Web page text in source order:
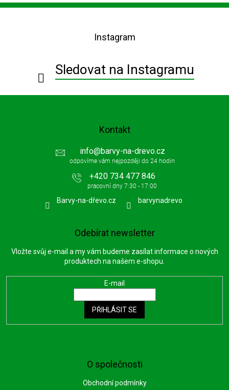
l
a
c
p
r
k
p
s
u
Z
Instagram
Sledovat na Instagramu
O společnosti
Obchodní podmínky
Kontakt
info@barvy-na-drevo.cz
+420 734 477 846
Barvy-na-dřevo.cz barvynadrevo
Odebírat newsletter
Vložte svůj e-mail a my vám budeme zasílat informace o nových
produktech na našem e-shopu.
E-mail
PŘIHLÁSIT SE